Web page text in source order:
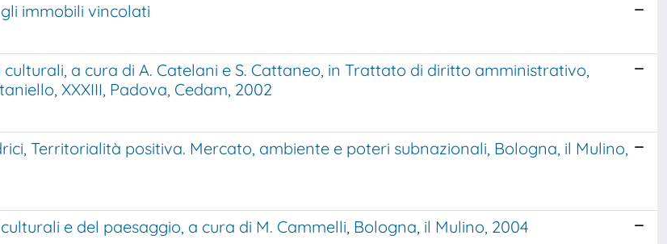
immobili vincolati
a cura di A. Catelani e S. Cattaneo, in Trattato di diritto amministrativo,
XXXIII, Padova, Cedam, 2002
Territorialità positiva. Mercato, ambiente e poteri subnazionali, Bologna, il Mulino,
e del paesaggio, a cura di M. Cammelli, Bologna, il Mulino, 2004